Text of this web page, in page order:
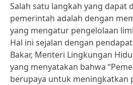
Salah satu langkah yang dapat
pemerintah adalah dengan
yang mengatur pengelolaan
Hal ini sejalan dengan
Bakar, Menteri Lingkungan
yang menyatakan bahwa
berupaya untuk meningkatkan